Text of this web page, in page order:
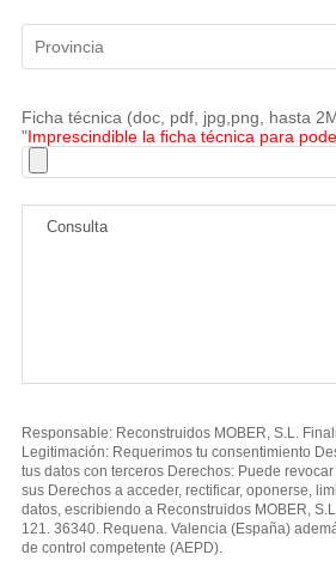
Ficha técnica (doc, pdf, jpg,png, hasta
"Imprescindible la ficha técnica para
Responsable: Reconstruidos MOBER, S.L.
Legitimación: Requerimos tu consentimiento
tus datos con terceros Derechos: Puede
sus Derechos a acceder, rectificar, oponerse,
datos, escribiendo a Reconstruidos MOBER,
121. 36340. Requena. Valencia (España)
de control competente (AEPD).